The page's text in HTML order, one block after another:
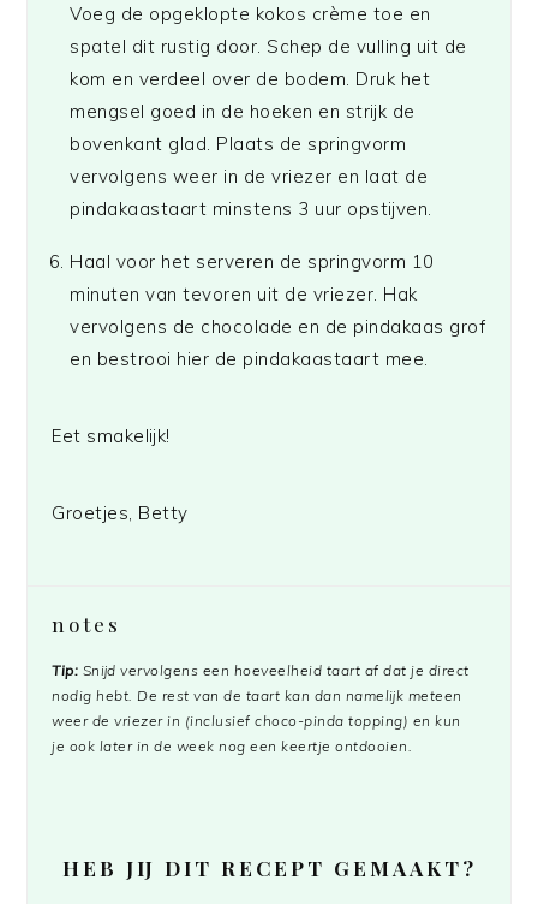
Voeg de opgeklopte kokos crème toe en
spatel dit rustig door. Schep de vulling uit de
kom en verdeel over de bodem. Druk het
mengsel goed in de hoeken en strijk de
bovenkant glad. Plaats de springvorm
vervolgens weer in de vriezer en laat de
pindakaastaart minstens 3 uur opstijven.
Haal voor het serveren de springvorm 10
minuten van tevoren uit de vriezer. Hak
vervolgens de chocolade en de pindakaas grof
en bestrooi hier de pindakaastaart mee.
Eet smakelijk!
Groetjes, Betty
notes
Tip: Snijd vervolgens een hoeveelheid taart af dat je direct
nodig hebt. De rest van de taart kan dan namelijk meteen
weer de vriezer in (inclusief choco-pinda topping) en kun
je ook later in de week nog een keertje ontdooien.
HEB JIJ DIT RECEPT GEMAAKT?